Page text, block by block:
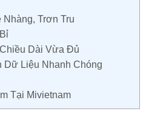
Trơn Tru
Dài Vừa Đủ
Dữ Liệu Nhanh Chóng
Tại Mivietnam